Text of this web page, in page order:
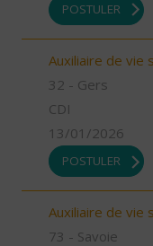
POSTULER
Auxiliaire de vie
32 - Gers
CDI
13/01/2026
POSTULER
Auxiliaire de vie
73 - Savoie